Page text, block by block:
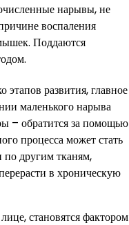
нарывы, не
воспаления
Поддаются
этапов развития, главное
маленького нарыва
– обратится за помощью
процесса может стать
другим тканям,
в хроническую
становятся фактором